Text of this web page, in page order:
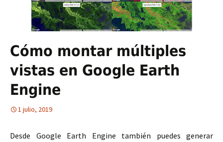
Cómo montar múltiples
vistas en Google Earth
Engine
1 julio, 2019
Desde Google Earth Engine también puedes generar